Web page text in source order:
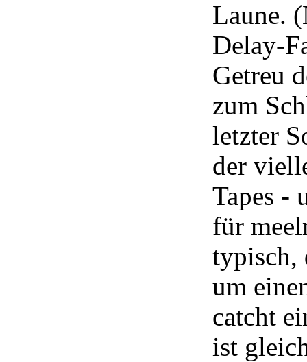
Laune.
Delay-
Getreu
zum
letzter
der
Tapes -
für
typisch,
um
catcht
ist